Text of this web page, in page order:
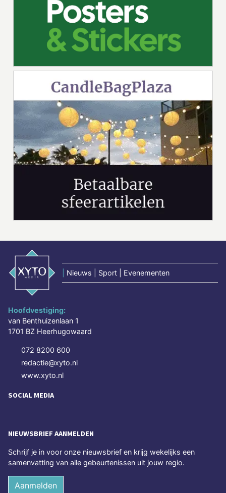
Nieuws | Sport | Evenementen
Hoofdvestiging:
van Benthuizenlaan 1
1701 BZ Heerhugowaard
072 8200 600
redactie@xyto.nl
www.xyto.nl
SOCIAL MEDIA
NIEUWSBRIEF AANMELDEN
Schrijf je in voor onze nieuwsbrief en krijg wekelijks een
samenvatting van alle gebeurtenissen uit jouw regio.
Aanmelden